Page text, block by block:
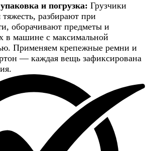
и погрузка: Грузчики
тяжесть, разбирают при
оборачивают предметы и
в машине с максимальной
Применяем крепежные ремни и
— каждая вещь зафиксирована